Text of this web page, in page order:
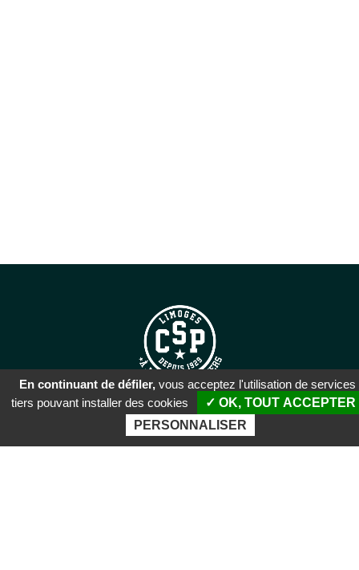
SIÈGE SOCIAL
51 rue Descartes
En continuant de défiler, vous acceptez l'utilisation de services
tiers pouvant installer des cookies
✓ OK, TOUT ACCEPTER
PERSONNALISER